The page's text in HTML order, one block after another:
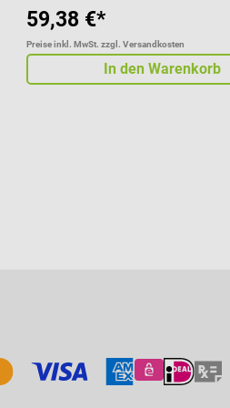
59,38 €*
Preise inkl. MwSt. zzgl. Versandkosten
In den Warenkorb